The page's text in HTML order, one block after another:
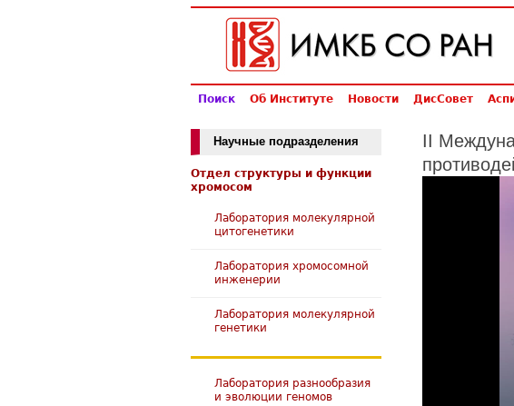
Поиск Об Институте Новости ДисСовет
II
Научные подразделения
Отдел структуры и функции
хромосом
Лаборатория молекулярной
цитогенетики
Лаборатория хромосомной
инженерии
Лаборатория молекулярной
генетики
Лаборатория разнообразия
и эволюции геномов